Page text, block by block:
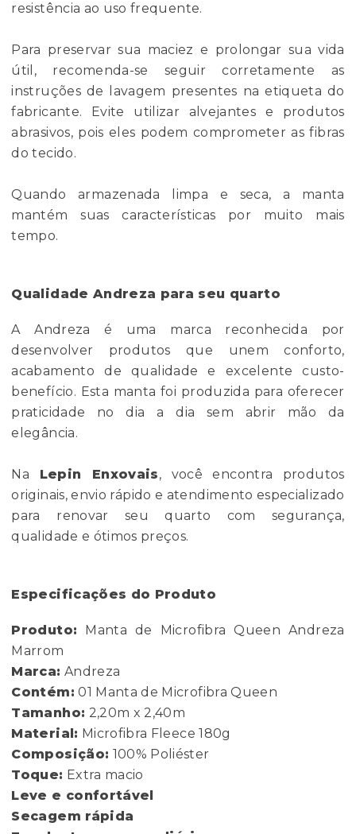
resistência ao uso frequente.
Para preservar sua maciez e prolongar sua vida
útil, recomenda-se seguir corretamente as
instruções de lavagem presentes na etiqueta do
fabricante. Evite utilizar alvejantes e produtos
abrasivos, pois eles podem comprometer as fibras
do tecido.
Quando armazenada limpa e seca, a manta
mantém suas características por muito mais
tempo.
Qualidade Andreza para seu quarto
A Andreza é uma marca reconhecida por
desenvolver produtos que unem conforto,
acabamento de qualidade e excelente custo-
benefício. Esta manta foi produzida para oferecer
praticidade no dia a dia sem abrir mão da
elegância.
Na Lepin Enxovais, você encontra produtos
originais, envio rápido e atendimento especializado
para renovar seu quarto com segurança,
qualidade e ótimos preços.
Especificações do Produto
Produto: Manta de Microfibra Queen Andreza
Marrom
Marca: Andreza
Contém: 01 Manta de Microfibra Queen
Tamanho: 2,20m x 2,40m
Material: Microfibra Fleece 180g
Composição: 100% Poliéster
Toque: Extra macio
Leve e confortável
Secagem rápida